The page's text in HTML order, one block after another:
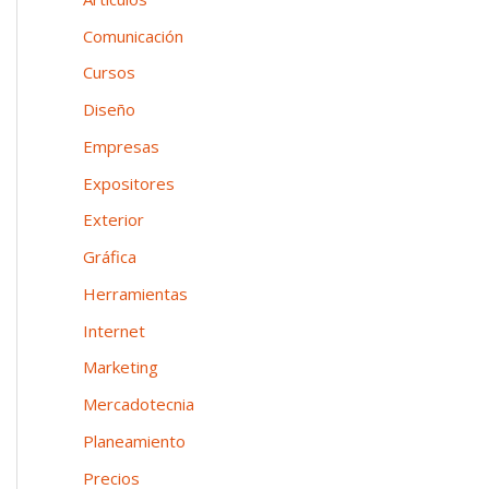
n
e
a
:
Comunicación
Cursos
Diseño
Empresas
Expositores
Exterior
Gráfica
Herramientas
Internet
Marketing
Mercadotecnia
Planeamiento
Precios